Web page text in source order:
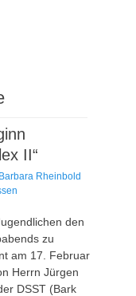
II“
Barbara Rheinbold
den
zu
am 17. Februar
Herrn Jürgen
DSST (Bark